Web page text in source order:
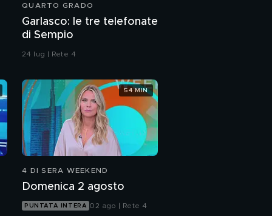
Invecchiamento e
"sana"?
Cibo e
invecchiamento, il
processo inizia a 44
anni?
QUARTO GRADO
Garlasco: le tre telefonate
di Sempio
24 lug | Rete 4
4 DI SERA WEEKEND
Domenica 2 agosto
PUNTATA INTERA 02 ago | Rete 4
54 MIN